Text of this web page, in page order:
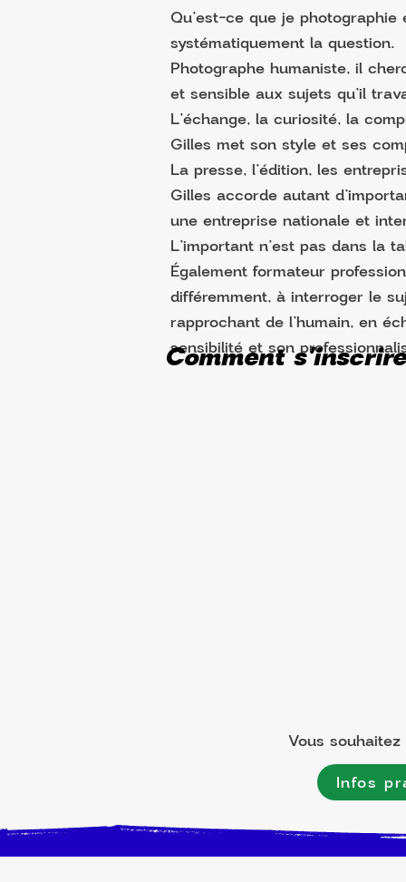
Qu’est-ce que je
systématiquement la question.
Photographe humaniste, il
et sensible aux sujets qu’il
L’échange, la curiosité, la
Gilles met son style et ses
La presse, l’édition, les
Gilles accorde autant
une entreprise nationale et
L’important n’est pas dans la
Également formateur
différemment, à interroger le
rapprochant de l’humain, en
sensibilité et son
Comment
Vous
Infos